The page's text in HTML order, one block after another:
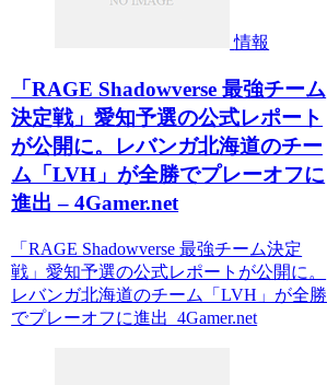
情報
「RAGE Shadowverse 最強チーム
決定戦」愛知予選の公式レポート
が公開に。レバンガ北海道のチー
ム「LVH」が全勝でプレーオフに
進出 – 4Gamer.net
「RAGE Shadowverse 最強チーム決定
戦」愛知予選の公式レポートが公開に。
レバンガ北海道のチーム「LVH」が全勝
でプレーオフに進出 4Gamer.net